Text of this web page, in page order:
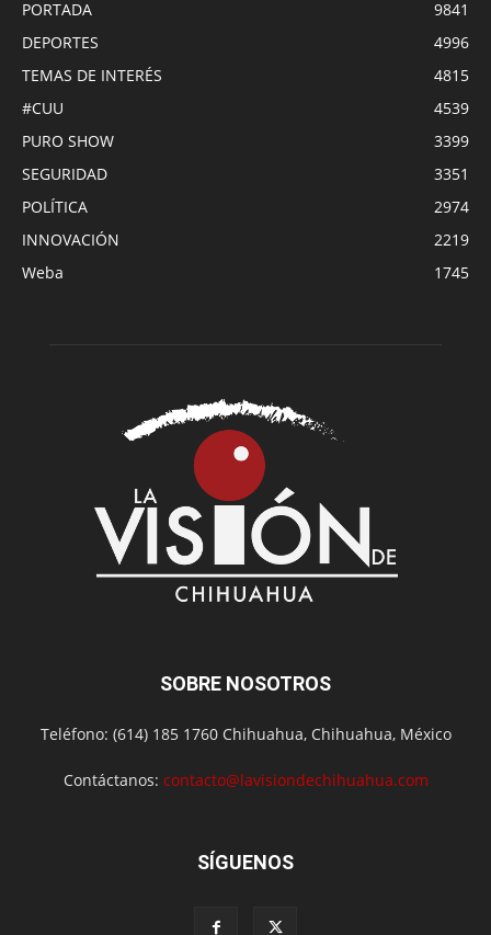
PORTADA
9841
DEPORTES
4996
TEMAS DE INTERÉS
4815
#CUU
4539
PURO SHOW
3399
SEGURIDAD
3351
POLÍTICA
2974
INNOVACIÓN
2219
Weba
1745
SOBRE NOSOTROS
Teléfono: (614) 185 1760 Chihuahua, Chihuahua, México
Contáctanos: contacto@lavisiondechihuahua.com
SÍGUENOS